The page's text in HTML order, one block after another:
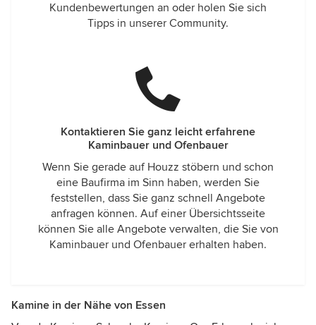
Kundenbewertungen an oder holen Sie sich
Tipps in unserer Community.
Kontaktieren Sie ganz leicht erfahrene
Kaminbauer und Ofenbauer
Wenn Sie gerade auf Houzz stöbern und schon
eine Baufirma im Sinn haben, werden Sie
feststellen, dass Sie ganz schnell Angebote
anfragen können. Auf einer Übersichtsseite
können Sie alle Angebote verwalten, die Sie von
Kaminbauer und Ofenbauer erhalten haben.
Kamine in der Nähe von Essen